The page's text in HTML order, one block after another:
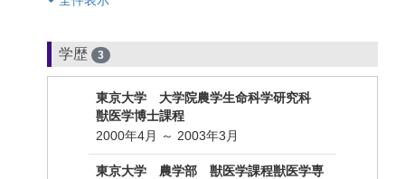
学歴 3
東京大学 大学院農学生命科学研究科
獣医学博士課程
2000年4月 ～ 2003年3月
東京大学 農学部 獣医学課程獣医学専